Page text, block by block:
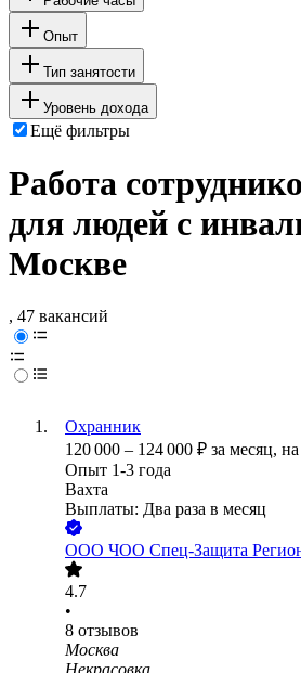
Опыт
Тип занятости
Уровень дохода
Ещё фильтры
Работа
для людей с
Москве
, 47 вакансий
Охранник
120 000 – 124 000 ₽ за месяц,
Опыт 1-3 года
Вахта
Выплаты: Два раза в месяц
ООО ЧОО Спец-Защита
4.7
•
8 отзывов
Москва